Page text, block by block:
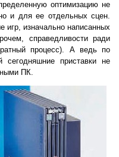
оптимизацию не
и для ее отдельных сцен.
игр, изначально написанных
справедливости ради
процесс). А ведь по
сегодняшние приставки не
ПК.